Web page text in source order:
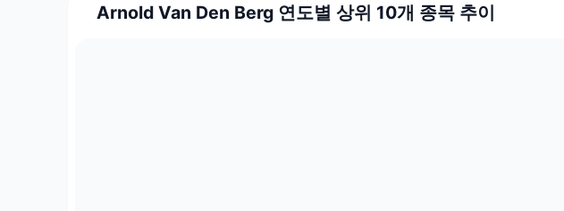
Arnold Van Den Berg 연도별 상위 10개 종목 추이